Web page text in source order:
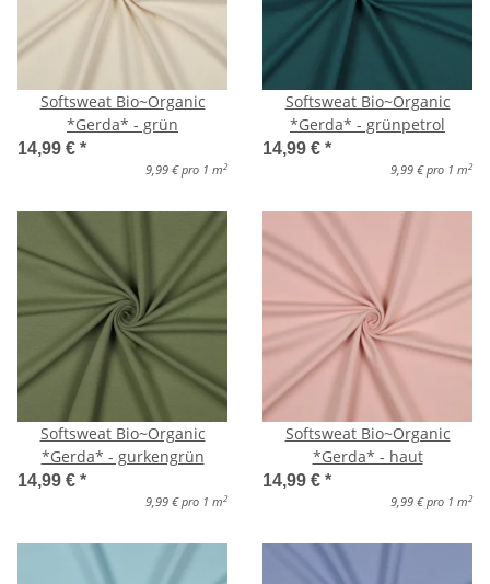
Softsweat Bio~Organic
*Gerda* - grün
14,99 € *
9,99 € pro 1 m 2
Softsweat Bio~Organic
*Gerda* - grünpetrol
14,99 € *
9,99 € pro 1 m 2
Softsweat Bio~Organic
*Gerda* - gurkengrün
14,99 € *
9,99 € pro 1 m 2
Softsweat Bio~Organic
*Gerda* - haut
14,99 € *
9,99 € pro 1 m 2